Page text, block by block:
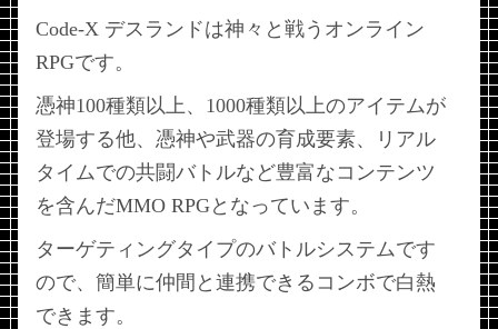
Code-X デスランドは神々と戦うオンライン
RPGです。
憑神100種類以上、1000種類以上のアイテムが
登場する他、憑神や武器の育成要素、リアル
タイムでの共闘バトルなど豊富なコンテンツ
を含んだMMO RPGとなっています。
ターゲティングタイプのバトルシステムです
ので、簡単に仲間と連携できるコンボで白熱
できます。